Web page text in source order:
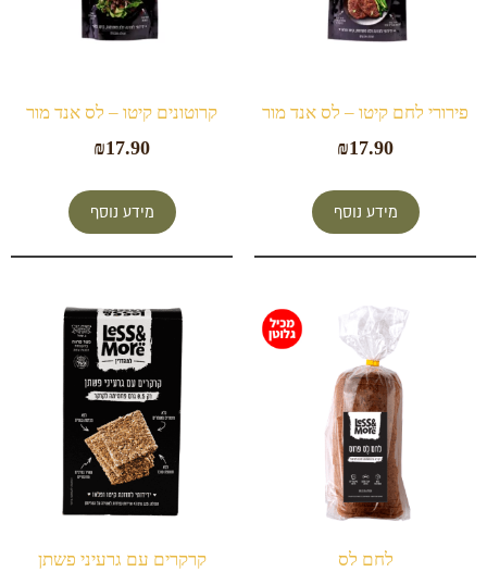
פירורי לחם קיטו – לס אנד מור
₪17.90
מידע נוסף
קרוטונים קיטו – לס אנד מור
₪17.90
מידע נוסף
לחם לס קרקרים עם גרעיני פשתן